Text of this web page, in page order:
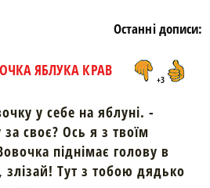
Останні дописи:
ЯБЛУКА КРАВ
+3
у себе на яблуні. -
своє? Ось я з твоїм
піднімає голову в
злізай! Тут з тобою дядько